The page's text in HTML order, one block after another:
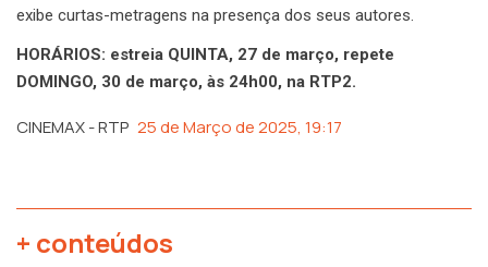
exibe curtas-metragens na presença dos seus autores.
HORÁRIOS: estreia QUINTA, 27 de março, repete
DOMINGO, 30 de março, às 24h00, na RTP2.
CINEMAX - RTP 25 de Março de 2025, 19:17
+ conteúdos